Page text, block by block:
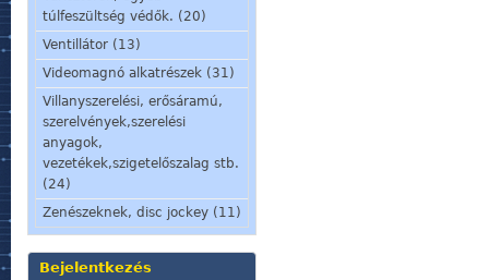
túlfeszültség védők. (20)
Ventillátor (13)
Videomagnó alkatrészek (31)
Villanyszerelési, erősáramú,
szerelvények,szerelési
anyagok,
vezetékek,szigetelőszalag stb.
(24)
Zenészeknek, disc jockey (11)
Bejelentkezés